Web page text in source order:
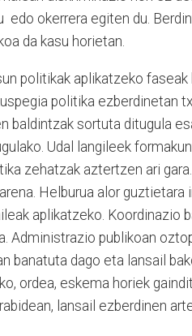
edo okerrera egiten du.
da kasu horietan.
politikak aplikatzeko
politika ezberdinetan
baldintzak sortuta ditugula
Udal langileek
zehatzak aztertzen ari
Helburua alor
aplikatzeko. Koordinazio
Administrazio publikoan
banatuta dago eta lansail
ordea, eskema horiek
lansail ezberdinen